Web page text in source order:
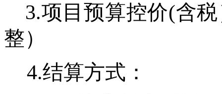
3.项目预算控价(含
整）
4.结算方式：